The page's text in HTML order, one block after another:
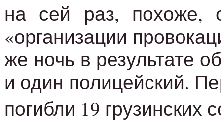
на сей раз,
«организации
же ночь в результате
и один полицейский.
погибли 19 грузинских